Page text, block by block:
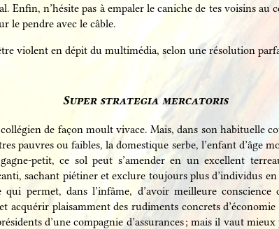
Enfin, n’hésite pas à empaler le caniche de tes voisins au
le pendre avec le câble.
violent en dépit du multimédia, selon une résolution
Super strategia mercatoris
de façon moult vivace. Mais, dans son habituelle
pauvres ou faibles, la domestique serbe, l’enfant d’âge
petit, ce sol peut s’amender en un excellent
sachant piétiner et exclure toujours plus d’individus en
qui permet, dans l’infâme, d’avoir meilleure
acquérir plaisamment des rudiments concrets
d’une compagnie d’assurances ; mais il vaut